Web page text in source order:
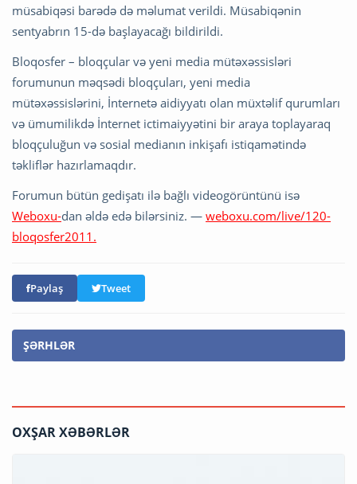
müsabiqəsi barədə də məlumat verildi. Müsabiqənin
sentyabrın 15-də başlayacağı bildirildi.
Bloqosfer – bloqçular və yeni media mütəxəssisləri
forumunun məqsədi bloqçuları, yeni media
mütəxəssislərini, İnternetə aidiyyatı olan müxtəlif qurumları
və ümumilikdə İnternet ictimaiyyətini bir araya toplayaraq
bloqçuluğun və sosial medianın inkişafı istiqamətində
təkliflər hazırlamaqdır.
Forumun bütün gedişatı ilə bağlı videogörüntünü isə
Weboxu-dan əldə edə bilərsiniz. — weboxu.com/live/120-
bloqosfer2011.
Paylaş Tweet
ŞƏRHLƏR
OXŞAR XƏBƏRLƏR